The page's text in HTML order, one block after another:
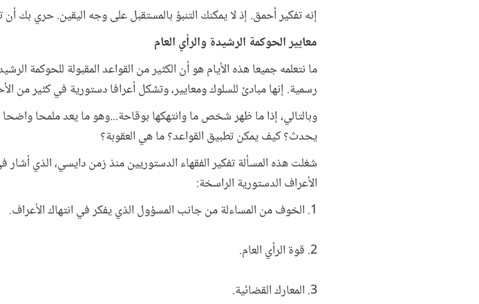
إنه تفكير أحمق. إذ لا يمكنك التنبؤ بالمستقبل على وجه اليقين. حري بك
معايير الحوكمة الرشيدة والرأي العام
ما نتعلمه جميعا هذه الأيام هو أن الكثير من القواعد المقبولة للحوكمة
رسمية. إنها مبادئ للسلوك ومعايير، وتشكل أعرافا دستورية في كثير من
وبالتالي، إذا ما ظهر شخص ما وانتهكها بوقاحة...وهو ما يعد ملمحا واضحا
يحدث؟ كيف يمكن تطبيق القواعد؟ ما هي العقوبة؟
شغلت هذه المسألة تفكير الفقهاء الدستوريين منذ زمن دايسي، الذي أشار
الأعراف الدستورية الراسخة:
1. الخوف من المساءلة من جانب المسؤول الذي يفكر في انتهاك الأعراف.
2. قوة الرأي العام.
3. المعارك القضائية.